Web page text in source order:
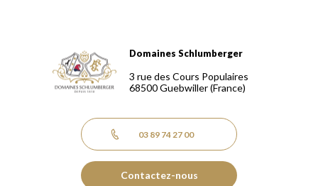
Domaines Schlumberger Vignerons 100% récoltants
Domaines Schlumberger
3 rue des Cours Populaires
68500Guebwiller(France)
03 89 74 27 00
Contactez-nous